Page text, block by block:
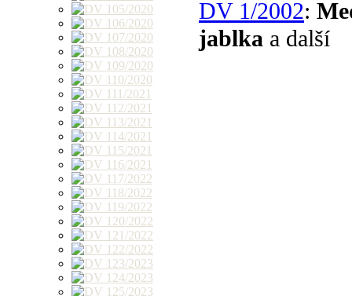
DV 1/2002:
jablka a další